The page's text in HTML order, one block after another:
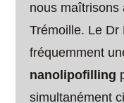
nous maîtrisons
Trémoille. Le Dr
fréquemment
nanolipofilling
simultanément